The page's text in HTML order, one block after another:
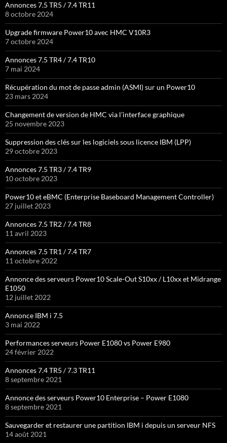
Annonces 7.5 TR5 / 7.4 TR11
8 octobre 2024
Upgrade firmware Power10 avec HMC V10R3
7 octobre 2024
Annonces 7.5 TR4 / 7.4 TR10
7 mai 2024
Récupération du mot de passe admin (ASMI) sur un Power10
23 mars 2024
Changement de version de HMC via l’interface graphique
25 novembre 2023
Suppression des clés sur les logiciels sous licence IBM (LPP)
29 octobre 2023
Annonces 7.5 TR3 / 7.4 TR9
10 octobre 2023
Power10 et eBMC (Enterprise Baseboard Management Controller)
27 juillet 2023
Annonces 7.5 TR2 / 7.4 TR8
11 avril 2023
Annonces 7.5 TR1 / 7.4 TR7
11 octobre 2022
Annonce des serveurs Power10 Scale-Out S10xx / L10xx et Midrange
E1050
12 juillet 2022
Annonce IBM i 7.5
3 mai 2022
Performances serveurs Power E1080 vs Power E980
24 février 2022
Annonces 7.4 TR5 / 7.3 TR11
8 septembre 2021
Annonce des serveurs Power10 Enterprise – Power E1080
8 septembre 2021
Sauvegarder et restaurer une partition IBM i depuis un serveur NFS
14 août 2021